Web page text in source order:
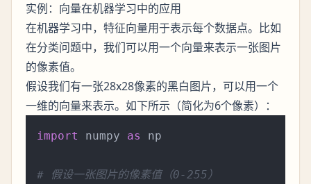
实例：向量在机器学习中的应用
在机器学习中，特征向量用于表示每个数据点。比如
在分类问题中，我们可以用一个向量来表示一张图片
的像素值。
假设我们有一张28x28像素的黑白图片，可以用一个
一维的向量来表示。如下所示（简化为6个像素）：
import numpy as np
# 假设一张图片的像素值（0-255）